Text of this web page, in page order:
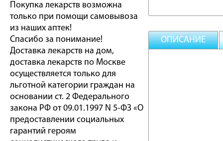
Покупка лекарств возможна
только при помощи самовывоза
из наших аптек!
Спасибо за понимание!
Доставка лекарств на дом,
доставка лекарств по Москве
осуществляется только для
льготной категории граждан на
основании ст. 2 Федерального
закона РФ от 09.01.1997 N 5-ФЗ «О
предоставлении социальных
гарантий героям
ОПИСАНИЕ